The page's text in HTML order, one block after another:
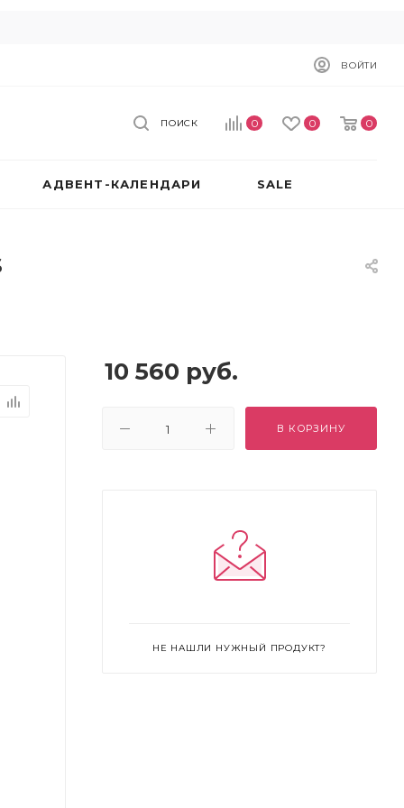
ВОЙТИ
0 0 0
ПОИСК
АДВЕНТ-КАЛЕНДАРИ SALE
10 560 руб.
В КОРЗИНУ
НЕ НАШЛИ НУЖНЫЙ ПРОДУКТ?